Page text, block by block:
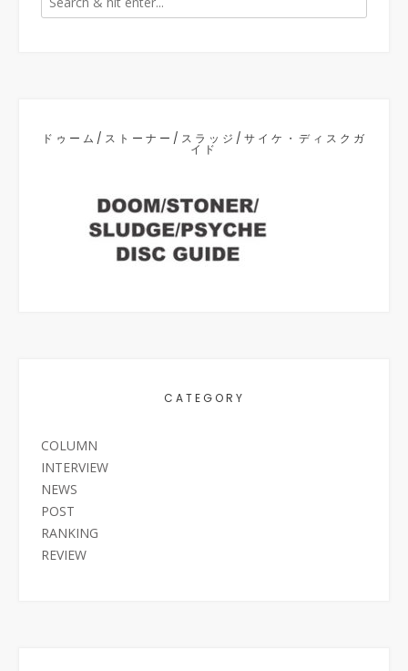
ドゥーム/ストーナー/スラッジ/サイケ・ディスクガ
イド
CATEGORY
COLUMN
INTERVIEW
NEWS
POST
RANKING
REVIEW